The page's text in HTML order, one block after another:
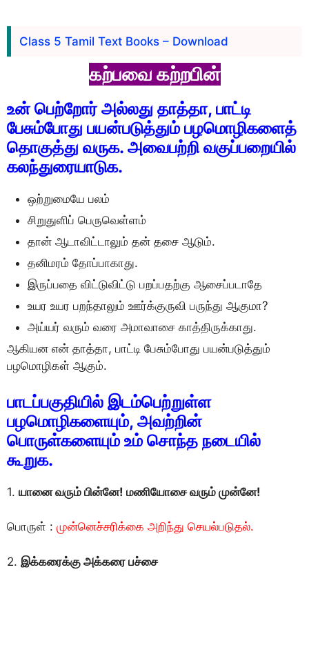
Class 5 Tamil Text Books – Download
கற்பவை கற்றபின்
உன் பெற்றோர் அல்லது தாத்தா, பாட்டி
பேசும்போது பயன்படுத்தும் பழமொழிகளைத்
தொகுத்து வருக. அவைபற்றி வகுப்பறையில்
கலந்துரையாடுக.
ஒற்றுமையே பலம்
சிறுதுளிப் பெருவெள்ளம்
தான் ஆடாவிட்டாலும் தன் தசை ஆடும்.
தனிமரம் தோப்பாகாது.
இருப்பதை விட்டுவிட்டு பறப்பதற்கு ஆசைப்படாதே
உயர உயர பறந்தாலும் ஊர்க்குருவி பருந்து ஆகுமா?
அய்யர் வரும் வரை அமாவாசை காத்திருக்காது.
ஆகியன என் தாத்தா, பாட்டி பேசும்போது பயன்படுத்தும்
பழமொழிகள் ஆகும்.
பாடப்பகுதியில் இடம்பெற்றுள்ள
பழமொழிகளையும், அவற்றின்
பொருள்களையும் உம் சொந்த நடையில்
கூறுக.
1. யானை வரும் பின்னே! மணியோசை வரும் முன்னே!
பொருள் : முன்னெச்சரிக்கை அறிந்து செயல்படுதல்.
2. இக்கரைக்கு அக்கரை பச்சை